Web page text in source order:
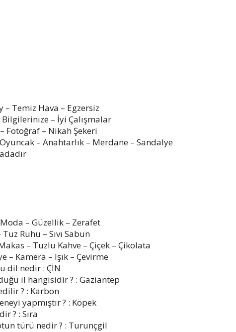
– Temiz Hava – Egzersiz
Bilgilerinize – İyi Çalışmalar
Fotoğraf – Nikah Şekeri
– Anahtarlık – Merdane – Sandalye
– Güzellik – Zerafet
Ruhu – Sıvı Sabun
– Tuzlu Kahve – Çiçek – Çikolata
– Kamera – Işık – Çevirme
dil nedir : ÇİN
il hangisidir ? : Gaziantep
? : Karbon
yapmıştır ? : Köpek
? : Sıra
türü nedir ? : Turunçgil